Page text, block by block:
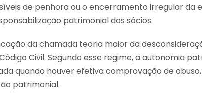
de penhora ou o encerramento irregular da
patrimonial dos sócios.
da chamada teoria maior da
Civil. Segundo esse regime, a autonomia
quando houver efetiva comprovação de
patrimonial.